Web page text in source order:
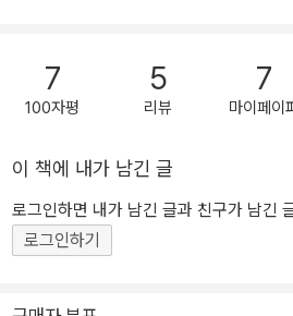
을 갖게 해줄 것이다. ▲유대인의 고리대금업 독점에 교회법이 미친
영향 역사적 사례를 하나 들어보자. 유대인과 관련된 이야기다. 중세
의 이자율 이론은 고리대금을 금하는 교
력에서 정립되어갔다. 이러한 노력의 일
교회 문헌에 정의되어나갔다. 1234년 로
오 9세 법령집』에서 그리스도교인의 이
7
100자평
5
리뷰
7
마이페이
이 책에 내가 남긴 글
로그인하면 내가 남긴 글과 친구가 남긴
로그인하기